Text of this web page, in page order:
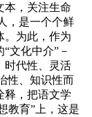
，关注生命
是一个个鲜
。为此，作为
文化中介”－
时代性、灵活
、知识性而
释，把语文学
教育”上，这是